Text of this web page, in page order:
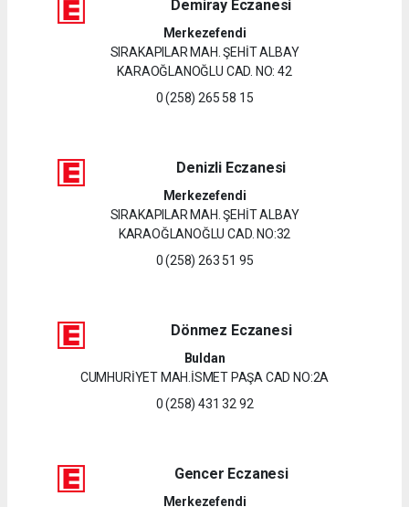
Demiray Eczanesi
Merkezefendi
SIRAKAPILAR MAH. ŞEHİT ALBAY
KARAOĞLANOĞLU CAD. NO: 42
0 (258) 265 58 15
Denizli Eczanesi
Merkezefendi
SIRAKAPILAR MAH. ŞEHİT ALBAY
KARAOĞLANOĞLU CAD. NO:32
0 (258) 263 51 95
Dönmez Eczanesi
Buldan
CUMHURİYET MAH.İSMET PAŞA CAD NO:2A
0 (258) 431 32 92
Gencer Eczanesi
Merkezefendi